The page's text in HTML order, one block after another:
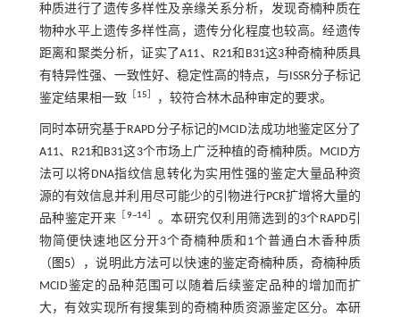
种质进行了遗传多样性及亲缘关系分析，发现奇楠种质在
物种水平上遗传多样性高，遗传分化程度也较高。经遗传
距离和聚类分析，证实了A11、R21和B31这3种奇楠种质具
有特异性强、一致性好、稳定性高的特点，与ISSR分子标记
鉴定结果相一致［ 15 ，较符合林木品种审定的要求。
同时本研究基于RAPD分子标记的MCID法成功地鉴定区分了
A11、R21和B31这3个市场上广泛种植的奇楠种质。MCID方
法可以将DNA指纹信息转化为实用性强的鉴定大量品种资
源的有效信息并利用尽可能少的引物进行PCR扩增将大量的
品种鉴定开来
9~14］ 。本研究仅利用筛选到的3个RAPD引
物简便快速地区分开3个奇楠种质和1个普通白木香种质
（ 图5），说明此方法可以快速的鉴定奇楠种质，奇楠种质
MCID鉴定的品种范围可以随着后续鉴定品种的增加而扩
大，有效实现所有搜集到的奇楠种质资源鉴定区分。本研